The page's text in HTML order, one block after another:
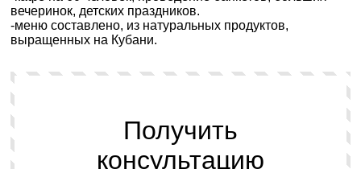
вечеринок, детских праздников.
-меню составлено, из натуральных продуктов,
выращенных на Кубани.
Получить
консультацию